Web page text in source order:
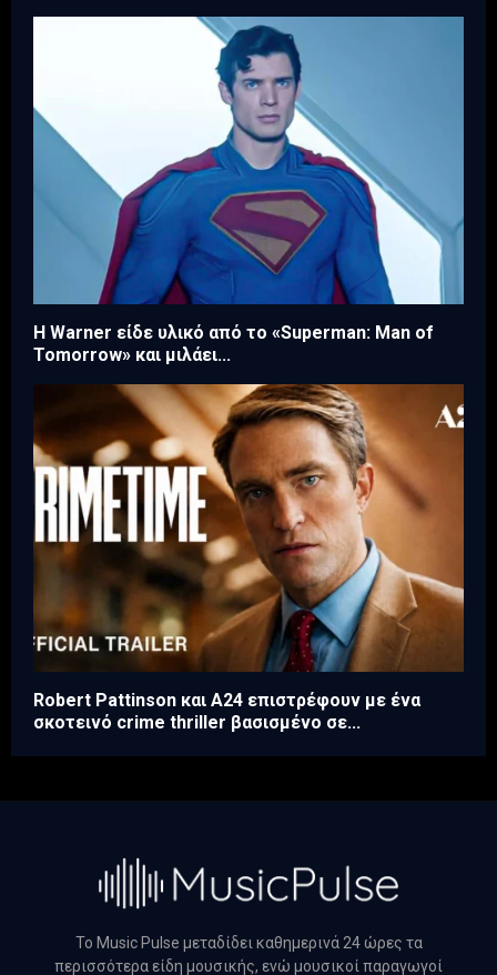
Η Warner είδε υλικό από το «Superman: Man of
Tomorrow» και μιλάει...
Robert Pattinson και A24 επιστρέφουν με ένα
σκοτεινό crime thriller βασισμένο σε...
Το Music Pulse μεταδίδει καθημερινά 24 ώρες τα
περισσότερα είδη μουσικής, ενώ μουσικοί παραγωγοί